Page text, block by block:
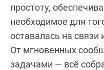
простоту,
необходимое для
оставалась на связи
От мгновенных
задачами — всё